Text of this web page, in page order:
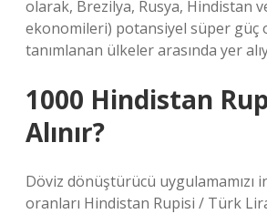
olarak, Brezilya, Rusya, Hindistan
ekonomileri) potansiyel süper güç
tanımlanan ülkeler arasında yer
1000 Hindistan
Alınır?
Döviz dönüştürücü uygulamamızı
oranları Hindistan Rupisi / Türk